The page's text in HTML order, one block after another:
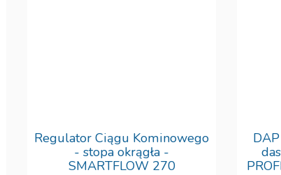
Regulator Ciągu Kominowego
- stopa okrągła -
SMARTFLOW 270